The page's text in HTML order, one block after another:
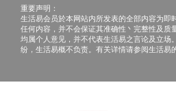
重要声明：
生活易会员於本网站内所发表的全部内容为即
任何内容，并不会保证其准确性丶完整性及质
均属个人意见，并不代表生活易之言论及立场
纷，生活易概不负责。有关详情请参阅生活易